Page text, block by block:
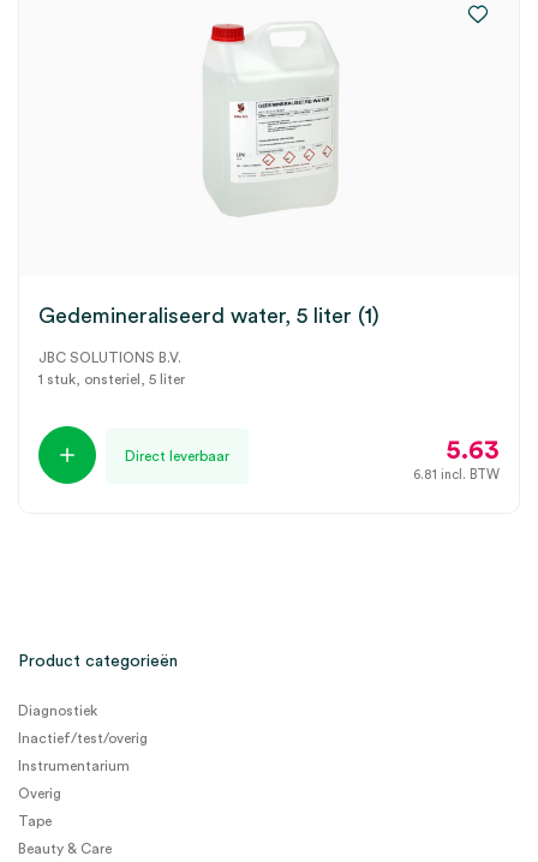
Gedemineraliseerd water, 5 liter (1)
JBC SOLUTIONS B.V.
1 stuk, onsteriel, 5 liter
Direct leverbaar 5.63
6.81 incl. BTW
Product categorieën
Diagnostiek
Inactief/test/overig
Instrumentarium
Overig
Tape
Beauty & Care